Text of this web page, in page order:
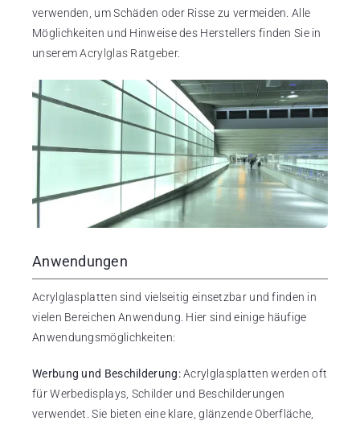
verwenden, um Schäden oder Risse zu vermeiden. Alle
Möglichkeiten und Hinweise des Herstellers finden Sie in
unseremAcrylglas Ratgeber.
Anwendungen
Acrylglasplatten sind vielseitig einsetzbar und finden in
vielen Bereichen Anwendung. Hier sind einige häufige
Anwendungsmöglichkeiten:
Werbung und Beschilderung:Acrylglasplatten werden oft
für Werbedisplays, Schilder und Beschilderungen
verwendet. Sie bieten eine klare, glänzende Oberfläche,